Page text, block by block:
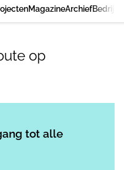
MagazineArchief
op
tot alle